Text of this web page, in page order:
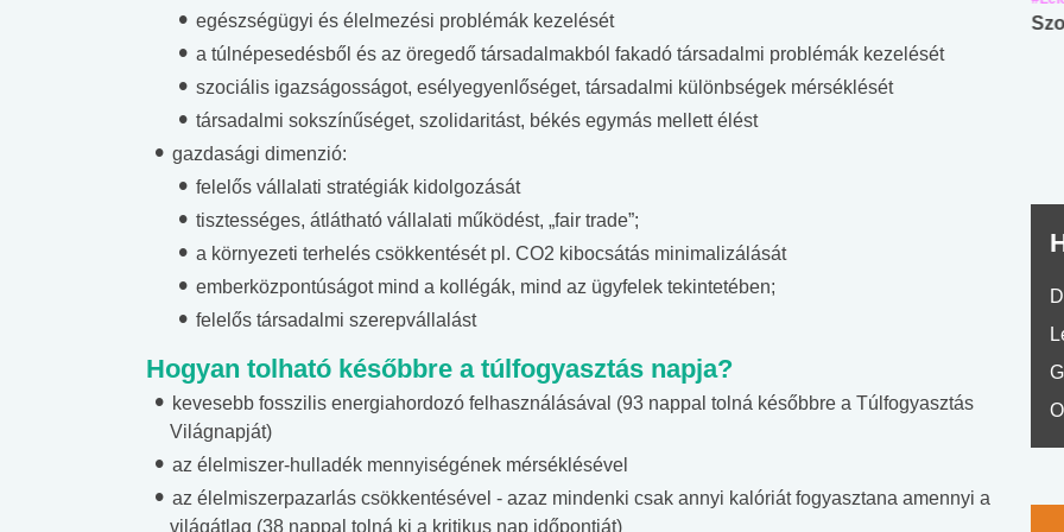
egészségügyi és élelmezési problémák kezelését
a túlnépesedésből és az öregedő társadalmakból fakadó társadalmi problémák kezelését
szociális igazságosságot, esélyegyenlőséget, társadalmi különbségek mérséklését
társadalmi sokszínűséget, szolidaritást, békés egymás mellett élést
gazdasági dimenzió:
felelős vállalati stratégiák kidolgozását
tisztességes, átlátható vállalati működést, „fair trade”;
a környezeti terhelés csökkentését pl. CO2 kibocsátás minimalizálását
emberközpontúságot mind a kollégák, mind az ügyfelek tekintetében;
felelős társadalmi szerepvállalást
Hogyan tolható későbbre a túlfogyasztás napja?
kevesebb fosszilis energiahordozó felhasználásával (93 nappal tolná későbbre a Túlfogyasztás
Világnapját)
az élelmiszer-hulladék mennyiségének mérséklésével
az élelmiszerpazarlás csökkentésével - azaz mindenki csak annyi kalóriát fogyasztana amennyi a
világátlag (38 nappal tolná ki a kritikus nap időpontját)
Mekkora az ökológiai
lábnyomod?
Elsősegély
tudásteszt
Angol középfokú
nyelvvizsga teszt -
No.42
teszt